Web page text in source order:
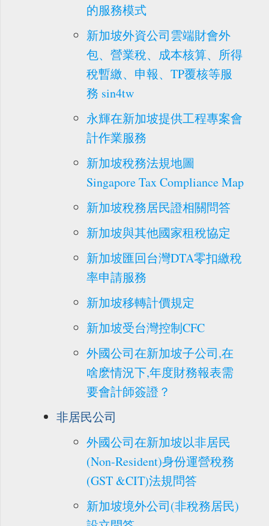
的服務模式
新加坡外資公司雲端財會外
包、營業稅、成本核算、所得
稅暫繳、申報、TP覆核等服
務 sin4tw
永輝在新加坡提供工程專案會
計作業服務
新加坡稅務法規地圖
Singapore Tax Compliance Map
新加坡稅務居民證相關問答
新加坡與其他國家租稅協定
新加坡匯回台灣DTA零扣繳稅
率申請服務
新加坡移轉計價規定
新加坡受台灣控制CFC
外國公司在新加坡子公司,在
啥麽情況下,年度財務報表需
要會計師簽證？
非居民公司
外國公司在新加坡以非居民
(Non-Resident)身份運營稅務
(GST &CIT)法規問答
新加坡境外公司(非稅務居民)